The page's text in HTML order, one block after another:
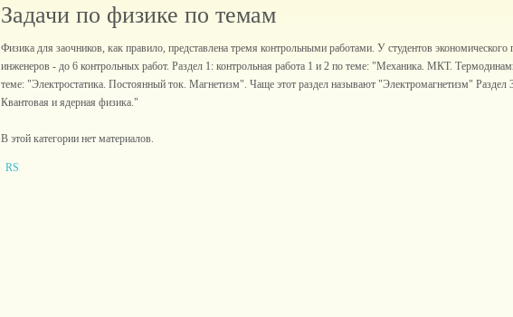
Задачи по физике по темам
Физика для заочников, как правило, представлена тремя контрольными работами. У студентов
инженеров - до 6 контрольных работ. Раздел 1: контрольная работа 1 и 2 по теме: "Механика. МКТ.
теме: "Электростатика. Постоянный ток. Магнетизм". Чаще этот раздел называют "Электромагнетизм" Раздел
Квантовая и ядерная физика."
В этой категории нет материалов.